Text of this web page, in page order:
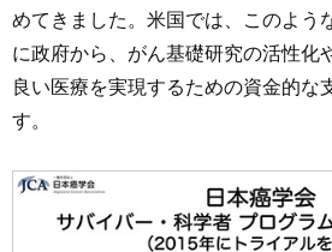
めてきました。米国では、このよう
に政府から、がん基礎研究の活性化
良い医療を実現するための資金的な
す。